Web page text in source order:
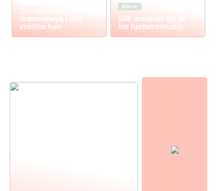
Din ultimate guide til
drømmeøya i Det
indiske hav
BOLIG
Slik innreder du et
lite hjemmestudio